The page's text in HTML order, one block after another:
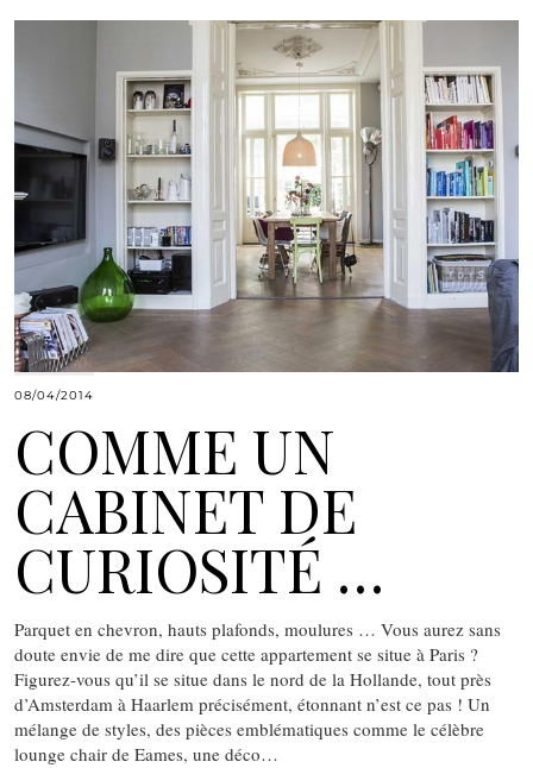
08/04/2014
COMME UN
CABINET DE
CURIOSITÉ …
Parquet en chevron, hauts plafonds, moulures … Vous aurez sans
doute envie de me dire que cette appartement se situe à Paris ?
Figurez-vous qu’il se situe dans le nord de la Hollande, tout près
d’Amsterdam à Haarlem précisément, étonnant n’est ce pas ! Un
mélange de styles, des pièces emblématiques comme le célèbre
lounge chair de Eames, une déco…